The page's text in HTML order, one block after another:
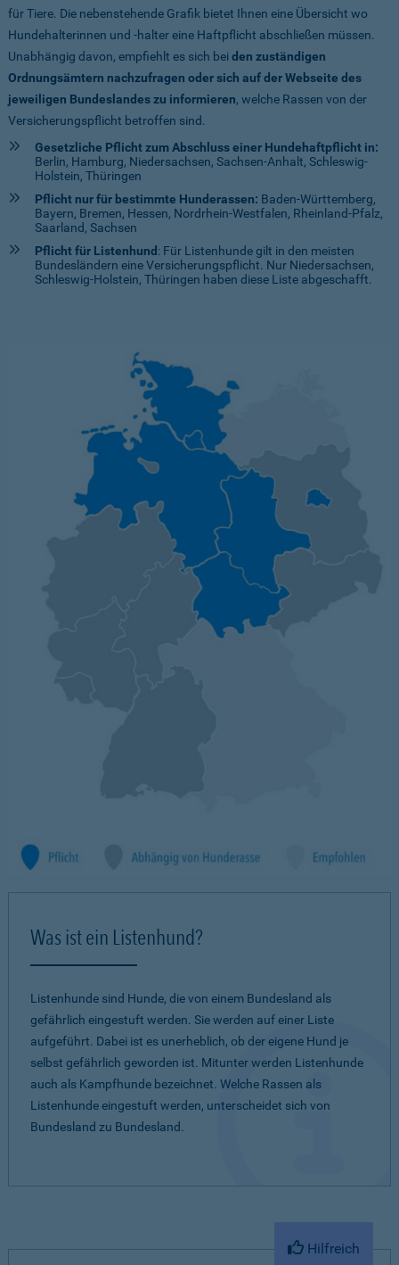
für Tiere. Die nebenstehende Grafik bietet Ihnen eine Übersicht wo
Hundehalterinnen und -halter eine Haftpflicht abschließen müssen.
Unabhängig davon, empfiehlt es sich beiden zuständigen
Ordnungsämtern nachzufragen oder sich auf der Webseite des
jeweiligen Bundeslandes zu informieren, welche Rassen von der
Versicherungspflicht betroffen sind.
Gesetzliche Pflicht zum Abschluss einer Hundehaftpflicht in:
Berlin, Hamburg, Niedersachsen, Sachsen-Anhalt, Schleswig-
Holstein, Thüringen
Pflicht nur für bestimmte Hunderassen: Baden-Württemberg,
Bayern, Bremen, Hessen, Nordrhein-Westfalen, Rheinland-Pfalz,
Saarland, Sachsen
Pflicht für Listenhund : Für Listenhunde gilt in den meisten
Bundesländern eine Versicherungspflicht. Nur Niedersachsen,
Schleswig-Holstein, Thüringen haben diese Liste abgeschafft.
Was ist ein Listenhund?
Listenhunde sind Hunde, die von einem Bundesland als
gefährlich eingestuft werden. Sie werden auf einer Liste
aufgeführt. Dabei ist es unerheblich, ob der eigene Hund je
selbst gefährlich geworden ist. Mitunter werden Listenhunde
auch als Kampfhunde bezeichnet. Welche Rassen als
Listenhunde eingestuft werden, unterscheidet sich von
Bundesland zu Bundesland.
Hilfreich